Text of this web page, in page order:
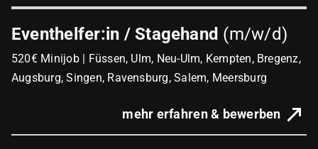
Eventhelfer:in / Stagehand (m/w/d)
520€ Minijob | Füssen, Ulm, Neu-Ulm, Kempten, Bregenz,
Augsburg, Singen, Ravensburg, Salem, Meersburg
mehr erfahren & bewerben